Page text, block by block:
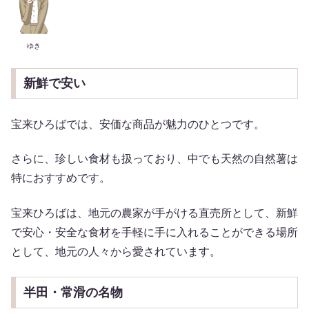
ゆき
新鮮で安い
宝来ひろばでは、安価な商品が魅力のひとつです。
さらに、珍しい食材も扱っており、中でも天然の自然薯は
特におすすめです。
宝来ひろばは、地元の農家が手がける直売所として、新鮮
で安心・安全な食材を手軽に手に入れることができる場所
として、地元の人々から愛されています。
半田・常滑の名物